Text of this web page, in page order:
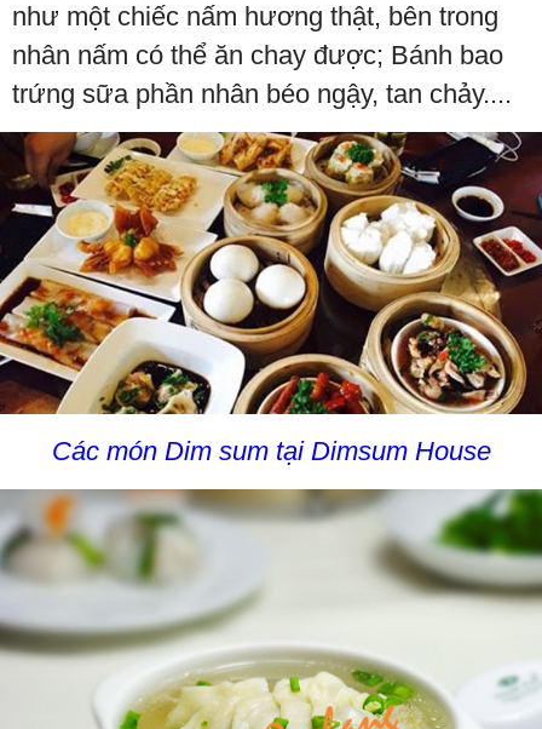
như một chiếc nấm hương thật, bên trong
nhân nấm có thể ăn chay được; Bánh bao
trứng sữa phần nhân béo ngậy, tan chảy....
Các món Dim sum tại Dimsum House